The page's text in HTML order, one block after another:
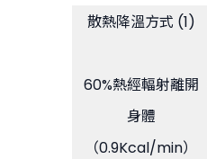
散熱降溫方式 (1)
60%熱經輻射離開
身體
（0.9Kcal/min）